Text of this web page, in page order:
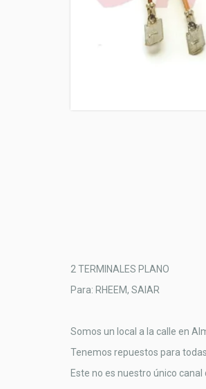
2 TERMINALES PLANO
Para: RHEEM, SAIAR
Somos un local a la calle en
Tenemos repuestos para
Este no es nuestro único